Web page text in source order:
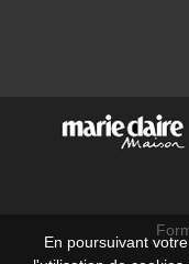
En poursuivant